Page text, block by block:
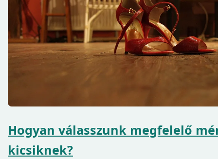
Hogyan válasszunk megfelelő
kicsiknek?